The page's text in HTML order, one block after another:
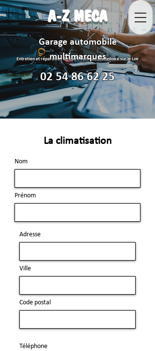
A-Z MECA
Entretien et réparation de votre véhicule à Montoire sur le Loir
02 54 86 62 25
Garage automobile
multimarques
La climatisation
Nom
Prénom
Adresse
Ville
Code postal
Téléphone